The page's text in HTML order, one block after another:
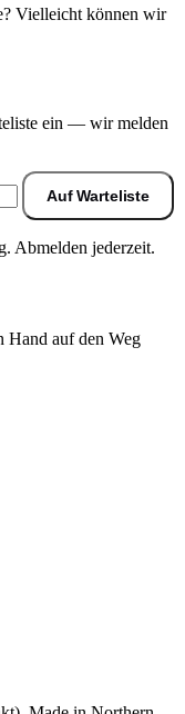
Vielleicht können wir
ein — wir melden
Auf Warteliste
Abmelden jederzeit.
Hand auf den Weg